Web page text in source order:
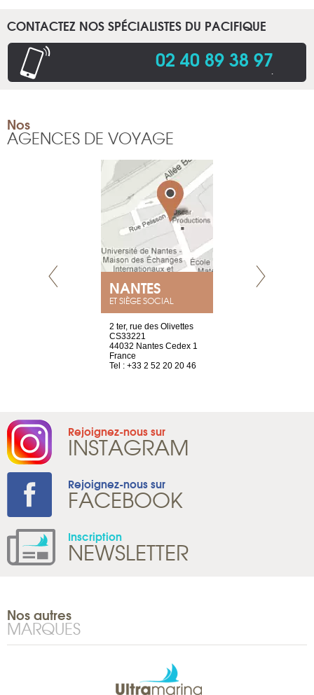
CONTACTEZ NOS SPÉCIALISTES DU PACIFIQUE
02 40 89 38 97.
Nos
AGENCES DE VOYAGE
NANTES
ET SIÈGE SOCIAL
2 ter, rue des Olivettes
CS33221
44032 Nantes Cedex 1
France
Tel : +33 2 52 20 20 46
Rejoignez-nous sur
INSTAGRAM
Rejoignez-nous sur
FACEBOOK
Inscription
NEWSLETTER
Nos autres
MARQUES